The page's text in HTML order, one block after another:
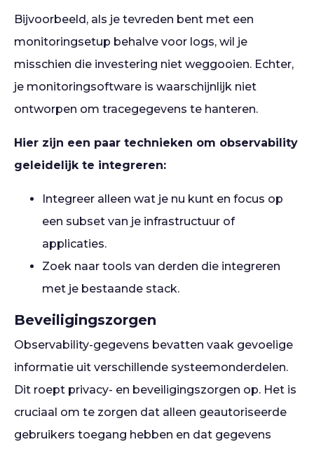
Bijvoorbeeld, als je tevreden bent met een
monitoringsetup behalve voor logs, wil je
misschien die investering niet weggooien. Echter,
je monitoringsoftware is waarschijnlijk niet
ontworpen om tracegegevens te hanteren.
Hier zijn een paar technieken om observability
geleidelijk te integreren:
Integreer alleen wat je nu kunt en focus op
een subset van je infrastructuur of
applicaties.
Zoek naar tools van derden die integreren
met je bestaande stack.
Beveiligingszorgen
Observability-gegevens bevatten vaak gevoelige
informatie uit verschillende systeemonderdelen.
Dit roept privacy- en beveiligingszorgen op. Het is
cruciaal om te zorgen dat alleen geautoriseerde
gebruikers toegang hebben en dat gegevens